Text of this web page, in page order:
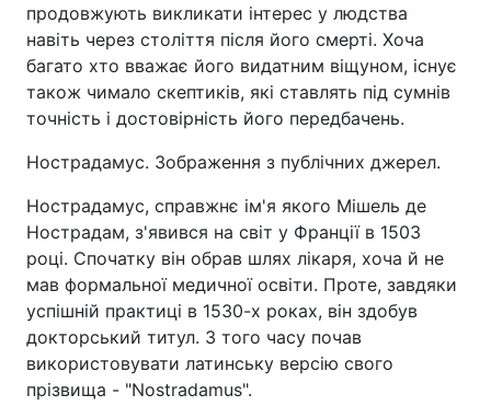
продовжують викликати інтерес у людства
навіть через століття після його смерті. Хоча
багато хто вважає його видатним віщуном, існує
також чимало скептиків, які ставлять під сумнів
точність і достовірність його передбачень.
Нострадамус. Зображення з публічних джерел.
Нострадамус, справжнє ім'я якого Мішель де
Нострадам, з'явився на світ у Франції в 1503
році. Спочатку він обрав шлях лікаря, хоча й не
мав формальної медичної освіти. Проте, завдяки
успішній практиці в 1530-х роках, він здобув
докторський титул. З того часу почав
використовувати латинську версію свого
прізвища - "Nostradamus".